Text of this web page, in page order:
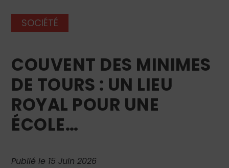
SOCIÉTÉ
COUVENT DES MINIMES
DE TOURS : UN LIEU
ROYAL POUR UNE
ÉCOLE…
Publié le 15 Juin 2026